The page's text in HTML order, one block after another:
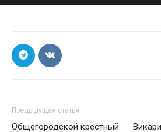
Предыдущая статья
Общегородской крестный